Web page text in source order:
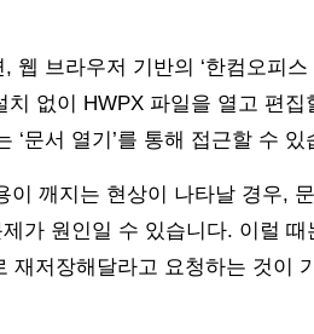
브라우저 기반의 ‘한컴오피스
없이 HWPX 파일을 열고 편
‘문서 열기’를 통해 접근할 수 있
깨지는 현상이 나타날 경우,
가 원인일 수 있습니다. 이럴
재저장해달라고 요청하는 것이